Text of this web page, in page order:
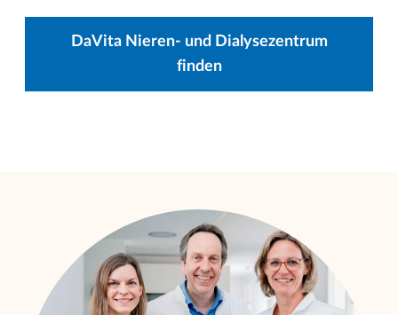
DaVita Nieren- und Dialysezentrum
finden